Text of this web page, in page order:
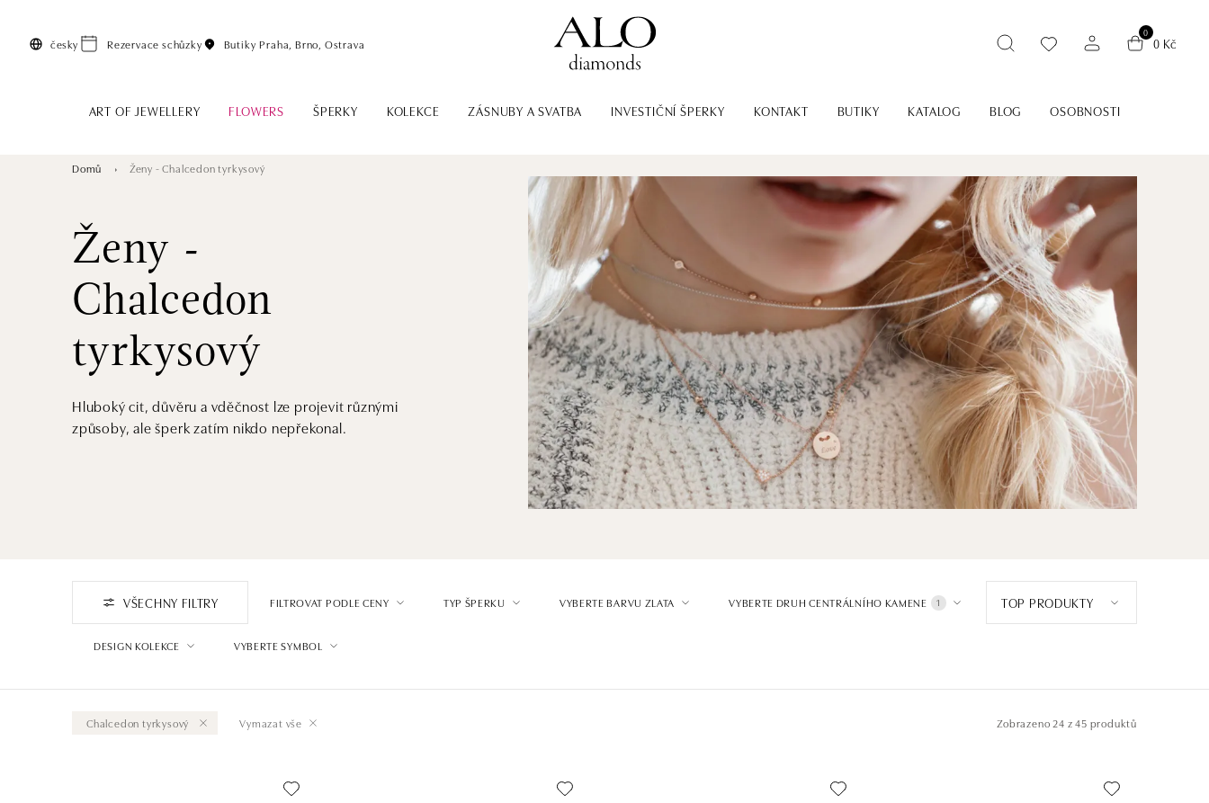
česky Rezervace schůzky Butiky Praha, Brno, Ostrava
0
0 Kč
ART OF JEWELLERY FLOWERS ŠPERKY KOLEKCE ZÁSNUBY A SVATBA INVESTIČNÍ ŠPERKY KONTAKT BUTIKY KATALOG BLOG OSOBNOSTI
Domů Ženy - Chalcedon tyrkysový
Ženy -
Chalcedon
tyrkysový
Hluboký cit, důvěru a vděčnost lze projevit různými
způsoby, ale šperk zatím nikdo nepřekonal.
VŠECHNY FILTRY FILTROVAT PODLE CENY TYP ŠPERKU VYBERTE BARVU ZLATA VYBERTE DRUH CENTRÁLNÍHO KAMENE 1
DESIGN KOLEKCE VYBERTE SYMBOL
TOP PRODUKTY
Chalcedon tyrkysový Vymazat vše Zobrazeno24 z 45 produktů